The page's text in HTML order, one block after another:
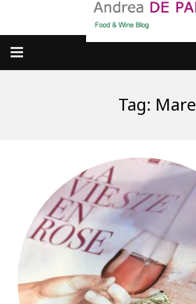
dove MANGIARE
cosa CUCINARE
dove ANDARE
Punti di vista e approfondimenti
Tag: Mare